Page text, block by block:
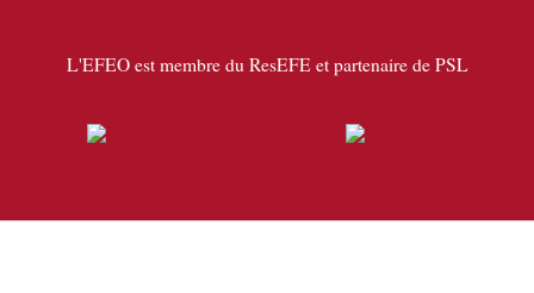
L'EFEO est membre du ResEFE et partenaire de PSL